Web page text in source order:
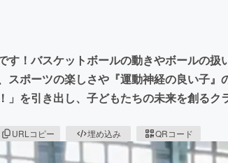
！バスケットボールの動きやボールの扱
ポーツの楽しさや『運動神経の良い子』
」を引き出し、子どもたちの未来を創るク
URLコピー 埋め込み QRコード